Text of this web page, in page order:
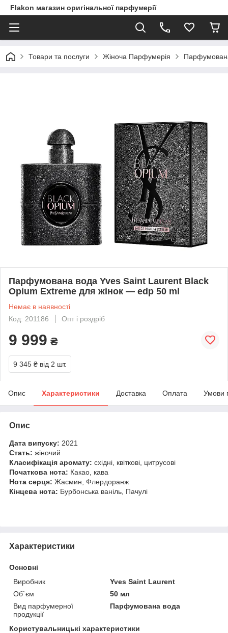
Flakon магазин оригінальної парфумерії
Товари та послуги Жіноча Парфумерія
Парфумована вода Yves Saint Laurent Black
Opium Extreme для жінок — edp 50 ml
Немає в наявності
Код: 201186
Опт і роздріб
9 999 ₴
9 345 ₴ від 2 шт.
Опис Характеристики Доставка Оплата Умови
Опис
Дата випуску: 2021
Стать: жіночий
Класифікація аромату: східні, квіткові, цитрусові
Початкова нота: Какао, кава
Нота серця: Жасмин, Флердоранж
Кінцева нота: Бурбонська ваніль, Пачулі
Характеристики
Основні
Виробник
Yves Saint Laurent
Об`єм
50 мл
Вид парфумерної
продукції
Парфумована вода
Користувальницькі характеристики